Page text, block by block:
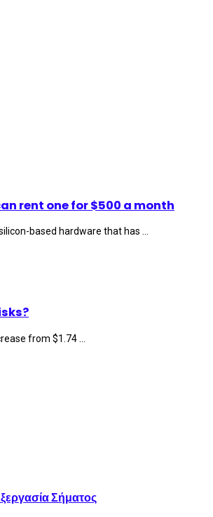
rent one for $500 a month
based hardware that has ...
from $1.74 ...
Σήματος